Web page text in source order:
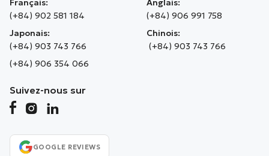
Français:
(+84) 902 581 184
Anglais:
(+84) 906 991 758
Japonais:
(+84) 903 743 766
(+84) 906 354 066
Chinois:
(+84) 903 743 766
Suivez-nous sur
GOOGLE REVIEWS